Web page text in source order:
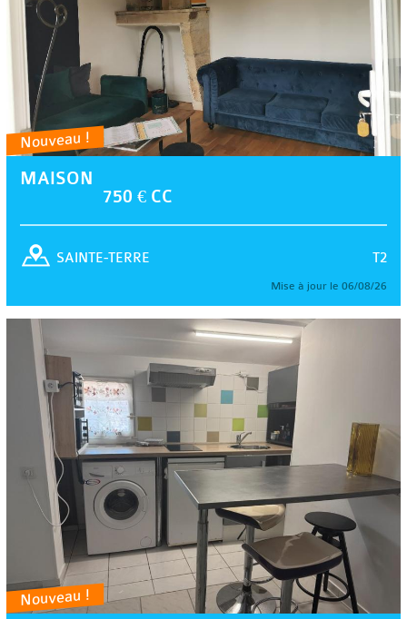
Nouveau !
MAISON
750 € CC
T2
SAINTE-TERRE
Mise à jour le 06/08/26
Nouveau !